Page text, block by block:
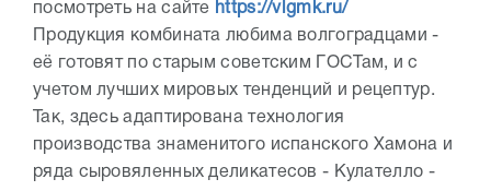
посмотреть на сайте
https://vlgmk.ru/
Продукция комбината любима волгоградцами -
её готовят по старым советским ГОСТам, и с
учетом лучших мировых тенденций и рецептур.
Так, здесь адаптирована технология
производства знаменитого испанского Хамона и
ряда сыровяленных деликатесов - Кулателло -